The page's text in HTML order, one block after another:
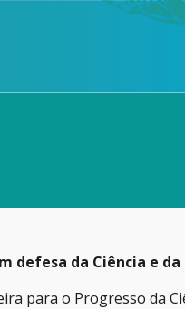
defesa da Ciência e da
para o Progresso da